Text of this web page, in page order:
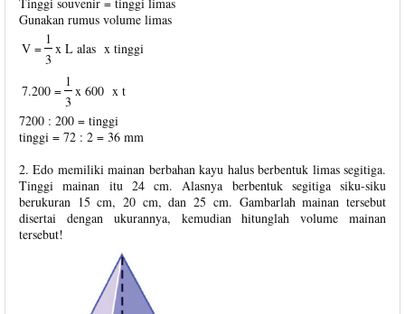
Gunakan rumus volume limas
V =
1
x L alas x tinggi
3
7.200 =
1
x 600 x t
3
7200 : 200 = tinggi
tinggi = 72 : 2 = 36 mm
2. Edo memiliki mainan berbahan kayu halus berbentuk limas segitiga.
Tinggi mainan itu 24 cm. Alasnya berbentuk segitiga siku-siku
berukuran 15 cm, 20 cm, dan 25 cm. Gambarlah mainan tersebut
disertai dengan ukurannya, kemudian hitunglah volume mainan
tersebut!